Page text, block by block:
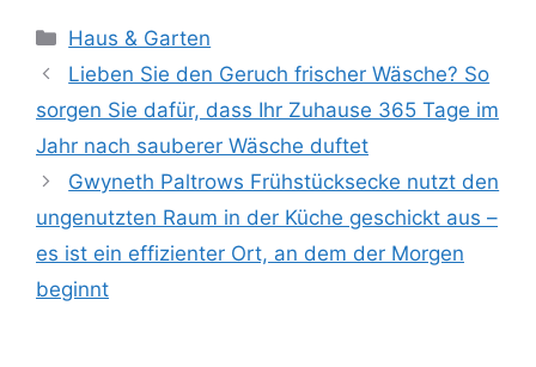
Kategorien
Haus & Garten
Lieben Sie den Geruch frischer Wäsche? So
sorgen Sie dafür, dass Ihr Zuhause 365 Tage im
Jahr nach sauberer Wäsche duftet
Gwyneth Paltrows Frühstücksecke nutzt den
ungenutzten Raum in der Küche geschickt aus –
es ist ein effizienter Ort, an dem der Morgen
beginnt